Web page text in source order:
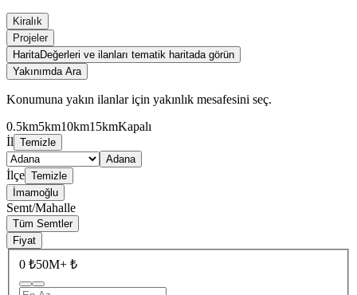
Kiralık
Projeler
HaritaDeğerleri ve ilanları tematik haritada görün
Yakınımda Ara
Konumuna yakın ilanlar için yakınlık mesafesini seç.
0.5km5km10km15kmKapalı
İl Temizle
Adana
İlçe Temizle
İmamoğlu
Semt/Mahalle
Tüm Semtler
Fiyat
0 ₺50M+ ₺